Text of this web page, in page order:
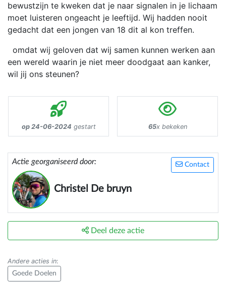
bewustzijn te kweken dat je naar signalen in je lichaam
moet luisteren ongeacht je leeftijd. Wij hadden nooit
gedacht dat een jongen van 18 dit al kon treffen.
omdat wij geloven dat wij samen kunnen werken aan
een wereld waarin je niet meer doodgaat aan kanker,
wil jij ons steunen?
op 24-06-2024 gestart 65x bekeken
Contact
Actie georganiseerd door:
Christel De bruyn
Deel deze actie
Andere acties in:
Goede Doelen